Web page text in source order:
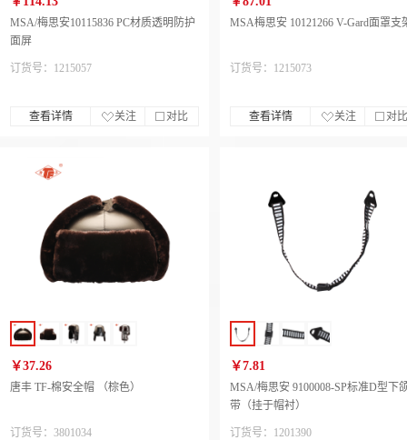
MSA/梅思安10115836 PC材质透明防护
面屏
订货号：1215057
查看详情 关注 对比
MSA梅思安 10121266 V-Gard面罩支
订货号：1215073
查看详情 关注 对比
￥37.26
唐丰 TF-棉安全帽 （棕色）
订货号：3801034
￥7.81
MSA/梅思安 9100008-SP标准D型下
带（挂于帽衬）
订货号：1201390